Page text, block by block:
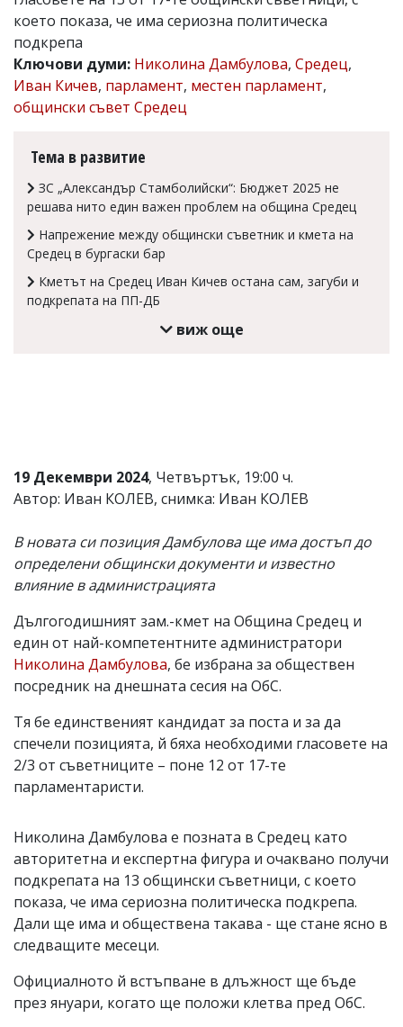
Коментарите
статиите
се
въвеждат
читателите
редакцията
носи
отговорност
тях!
откриете
обиден
което показа, че има сериозна политическа
подкрепа
Ключови думи: Николина Дамбулова, Средец,
Иван Кичев, парламент, местен парламент,
общински съвет Средец
Тема в развитие
ЗС „Александър Стамболийски“: Бюджет 2025 не
решава нито един важен проблем на община Средец
Напрежение между общински съветник и кмета на
Средец в бургаски бар
Кметът на Средец Иван Кичев остана сам, загуби и
подкрепата на ПП-ДБ
виж още
19 Декември 2024, Четвъртък, 19:00 ч.
Автор: Иван КОЛЕВ, снимка: Иван КОЛЕВ
В новата си позиция Дамбулова ще има достъп до
определени общински документи и известно
влияние в администрацията
Дългогодишният зам.-кмет на Община Средец и
един от най-компетентните администратори
Николина Дамбулова, бе избрана за обществен
посредник на днешната сесия на ОбС.
Тя бе единственият кандидат за поста и за да
спечели позицията, й бяха необходими гласовете на
2/3 от съветниците – поне 12 от 17-те
парламентаристи.
Николина Дамбулова е позната в Средец като
авторитетна и експертна фигура и очаквано получи
подкрепата на 13 общински съветници, с което
показа, че има сериозна политическа подкрепа.
Дали ще има и обществена такава - ще стане ясно в
следващите месеци.
Официалното й встъпване в длъжност ще бъде
през януари, когато ще положи клетва пред ОбС.